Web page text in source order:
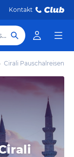
Kontakt
Hotel, Reiseziel
Cirali Pauschalreisen